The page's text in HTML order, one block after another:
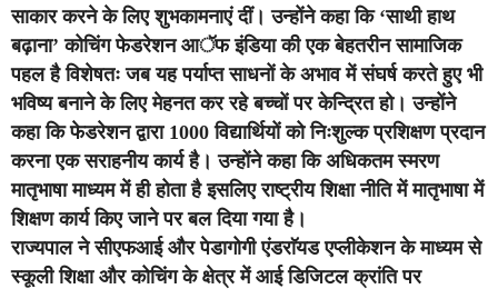
साकार करने के लिए शुभकामनाएं दीं। उन्होंने कहा कि ‘साथी हाथ
बढ़ाना’ कोचिंग फेडरेशन आॅफ इंडिया की एक बेहतरीन सामाजिक
पहल है विशेषतः जब यह पर्याप्त साधनों के अभाव में संघर्ष करते हुए भी
भविष्य बनाने के लिए मेहनत कर रहे बच्चों पर केन्द्रित हो। उन्होंने
कहा कि फेडरेशन द्वारा 1000 विद्यार्थियों को निःशुल्क प्रशिक्षण प्रदान
करना एक सराहनीय कार्य है। उन्होंने कहा कि अधिकतम स्मरण
मातृभाषा माध्यम में ही होता है इसलिए राष्ट्रीय शिक्षा नीति में मातृभाषा में
शिक्षण कार्य किए जाने पर बल दिया गया है।
राज्यपाल ने सीएफआई और पेडागोगी एंडराॅयड एप्लीकेशन के माध्यम से
स्कूली शिक्षा और कोचिंग के क्षेत्र में आई डिजिटल क्रांति पर